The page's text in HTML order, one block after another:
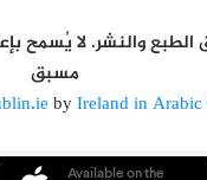
والنشر. لا يُسمح
مسبق
byIreland in